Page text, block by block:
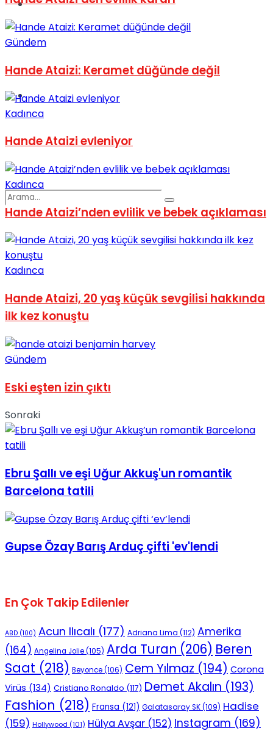
Spor
Podcast
View All Result
Gündem
Hande Ataizi: Keramet düğünde değil
Kadınca
Hande Ataizi evleniyor
Kadınca
Hande Ataizi’nden evlilik ve bebek açıklaması
Kadınca
Hande Ataizi, 20 yaş küçük sevgilisi hakkında
ilk kez konuştu
Gündem
Eski eşten izin çıktı
Sonraki
Ebru Şallı ve eşi Uğur Akkuş'un romantik
Barcelona tatili
Gupse Özay Barış Arduç çifti 'ev'lendi
En Çok Takip Edilenler
ABD (100) Acun Ilıcalı (177) Adriana Lima (112) Amerika
(164) Angelina Jolie(105) Arda Turan (206) Beren
Saat (218) Beyonce(106) Cem Yılmaz (194) Corona
Virüs (134) Cristiano Ronaldo (117) Demet Akalın (193)
Fashion (218) Fransa (121) Galatasaray SK(109) Hadise
(159) Hollywood (101) Hülya Avşar (152) Instagram (169)